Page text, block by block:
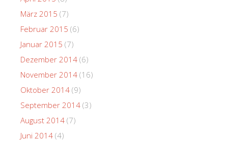
März 2015 (7)
Februar 2015 (6)
Januar 2015 (7)
Dezember 2014 (6)
November 2014 (16)
Oktober 2014 (9)
September 2014 (3)
August 2014 (7)
Juni 2014 (4)